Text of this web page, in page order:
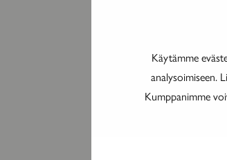
Käytämme
analysoimiseen.
Kumppanimme